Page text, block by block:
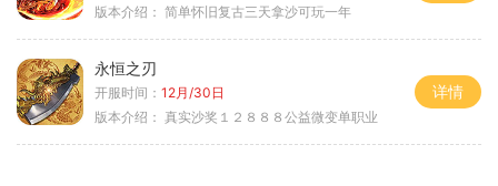
版本介绍： 简单怀旧复古三天拿沙可玩一年
永恒之刃
开服时间： 12月/30日
版本介绍： 真实沙奖１２８８８公益微变单职业
详情